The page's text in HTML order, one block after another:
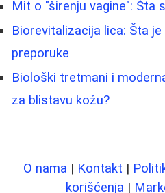
Mit o "širenju vagine": Šta
Biorevitalizacija lica: Šta
preporuke
Biološki tretmani i
za blistavu kožu?
O nama | Kontakt |
korišćenja |